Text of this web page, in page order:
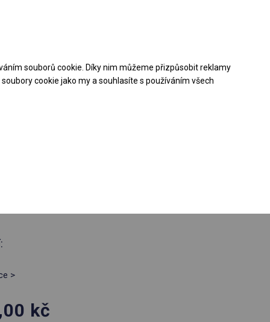
Stáhněte si nabídku PDF
>
kč
souborů cookie. Díky nim můžeme přizpůsobit reklamy
cookie jako my a souhlasíte s používáním všech